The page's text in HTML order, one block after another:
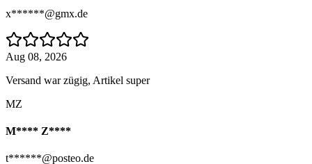
x******@gmx.de
Aug 08, 2026
Versand war zügig, Artikel super
MZ
M**** Z****
t******@posteo.de